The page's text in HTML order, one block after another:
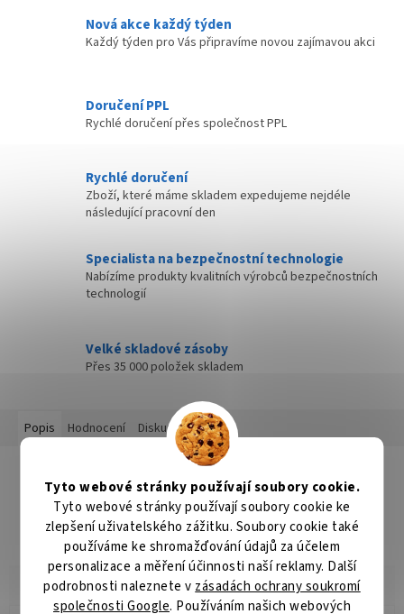
Tyto webové stránky používají soubory cookie.
Tyto webové stránky používají soubory cookie ke
zlepšení uživatelského zážitku. Soubory cookie také
používáme ke shromažďování údajů za účelem
personalizace a měření účinnosti naší reklamy. Další
podrobnosti naleznete v zásadách ochrany soukromí
společnosti Google. Používáním našich webových
Nová akce každý týden
Každý týden pro Vás připravíme novou zajímavou akci
Doručení PPL
Rychlé doručení přes společnost PPL
Rychlé doručení
Zboží, které máme skladem expedujeme nejdéle
následující pracovní den
Specialista na bezpečnostní technologie
Nabízíme produkty kvalitních výrobců bezpečnostních
technologií
Velké skladové zásoby
Přes 35 000 položek skladem
Popis Hodnocení Diskuze
Popis produktu není dostupný